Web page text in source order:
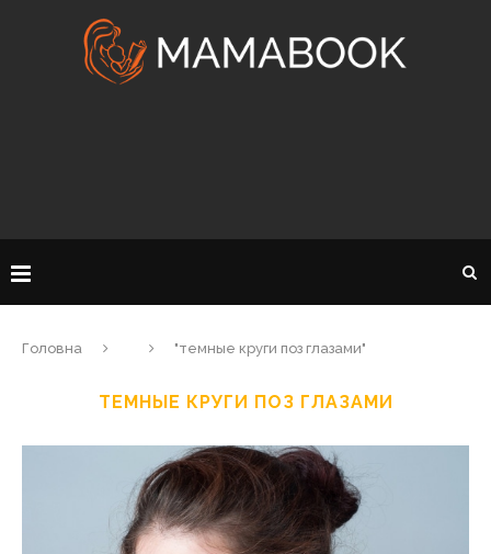
Головна "темные круги поз глазами"
ТЕМНЫЕ КРУГИ ПОЗ ГЛАЗАМИ